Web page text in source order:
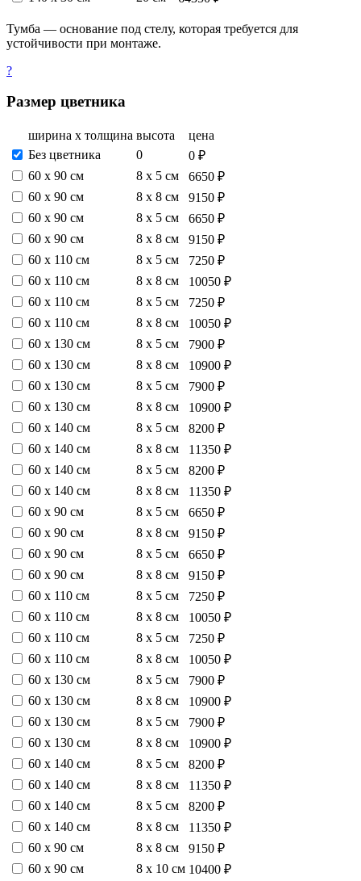
Тумба — основание под стелу, которая требуется для
устойчивости при монтаже.
?
Размер цветника
ширина х толщина высота
цена
Без цветника
0
0 ₽
60 х 90 см
8 х 5 см
6650 ₽
60 х 90 см
8 х 8 см
9150 ₽
60 х 90 см
8 х 5 см
6650 ₽
60 х 90 см
8 х 8 см
9150 ₽
60 х 110 см
8 х 5 см
7250 ₽
60 х 110 см
8 х 8 см
10050 ₽
60 х 110 см
8 х 5 см
7250 ₽
60 х 110 см
8 х 8 см
10050 ₽
60 х 130 см
8 х 5 см
7900 ₽
60 х 130 см
8 х 8 см
10900 ₽
60 х 130 см
8 х 5 см
7900 ₽
60 х 130 см
8 х 8 см
10900 ₽
60 х 140 см
8 х 5 см
8200 ₽
60 х 140 см
8 х 8 см
11350 ₽
60 х 140 см
8 х 5 см
8200 ₽
60 х 140 см
8 х 8 см
11350 ₽
60 х 90 см
8 х 5 см
6650 ₽
60 х 90 см
8 х 8 см
9150 ₽
60 х 90 см
8 х 5 см
6650 ₽
60 х 90 см
8 х 8 см
9150 ₽
60 х 110 см
8 х 5 см
7250 ₽
60 х 110 см
8 х 8 см
10050 ₽
60 х 110 см
8 х 5 см
7250 ₽
60 х 110 см
8 х 8 см
10050 ₽
60 х 130 см
8 х 5 см
7900 ₽
60 х 130 см
8 х 8 см
10900 ₽
60 х 130 см
8 х 5 см
7900 ₽
60 х 130 см
8 х 8 см
10900 ₽
60 х 140 см
8 х 5 см
8200 ₽
60 х 140 см
8 х 8 см
11350 ₽
60 х 140 см
8 х 5 см
8200 ₽
60 х 140 см
8 х 8 см
11350 ₽
60 х 90 см
8 х 8 см
9150 ₽
60 х 90 см
8 х 10 см 10400 ₽